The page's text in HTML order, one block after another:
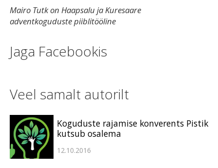
Mairo Tutk on Haapsalu ja Kuresaare
adventkoguduste piiblitööline
Jaga Facebookis
Veel samalt autorilt
Koguduste rajamise konverents Pistik
kutsub osalema
12.10.2016